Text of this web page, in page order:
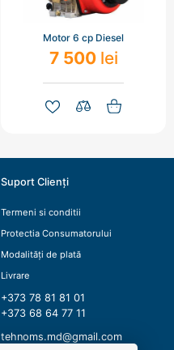
Motor 6 cp Diesel
7 500 lei
Suport Clienți
Termeni si conditii
Protectia Consumatorului
Modalități de plată
Livrare
+373 78 81 81 01
+373 68 64 77 11
tehnoms.md@gmail.com